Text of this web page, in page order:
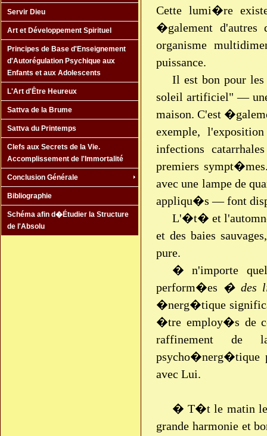
Servir Dieu
Art et Développement Spirituel
Principes de Base d'Enseignement
d'Autorégulation Psychique aux
Enfants et aux Adolescents
L'Art d'Être Heureux
Sattva de la Brume
Sattva du Printemps
Clefs aux Secrets de la Vie.
Accomplissement de l'Immortalité
Conclusion Générale
Bibliographie
Schéma afin d�Étudier la Structure
de l'Absolu
Cette lumi�re
�galement
organisme
puissance.
Il est bon pour
soleil artificiel" —
maison. C'est
exemple,
infections
premiers
avec une lampe de
appliqu�s — font
L'�t� et l'automne
et des baies
pure.
� n'importe
perform�es � des
�nerg�tique
�tre employ�s de
raffinement de
psycho�nerg�tique
avec Lui.
� T�t le matin le
grande harmonie et